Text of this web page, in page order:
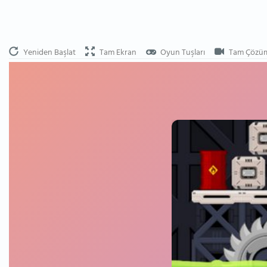
Yeniden Başlat Tam Ekran Oyun Tuşları Tam